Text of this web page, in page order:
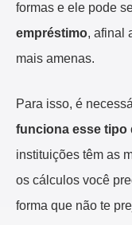
formas e ele pode
empréstimo, afinal
mais amenas.
Para isso, é
funciona esse tipo
instituições têm as
os cálculos você
forma que não te